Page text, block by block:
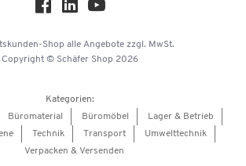
Shop alle Angebote zzgl. MwSt.
Copyright © Schäfer Shop 2026
Kategorien:
Büromaterial Büromöbel
Lager & Betrieb
Technik Transport
Umwelttechnik
Verpacken & Versenden